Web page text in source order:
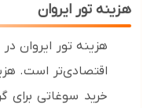
هزینه تور ایروان
هزینه تور ایروان
اقتصادی‌تر است.
خرید سوغاتی برای